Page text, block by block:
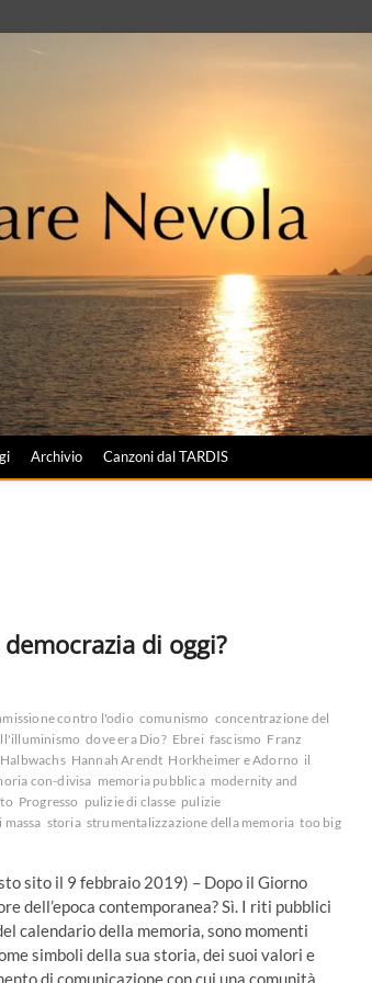
Archivio Canzoni dal TARDIS
di oggi?
contro l'odio comunismo concentrazione del
dove era Dio? Ebrei fascismo Franz
Halbwachs Hannah Arendt Horkheimer e Adorno il
con-divisa memoria pubblica modernity and
Progresso pulizie di classe pulizie
storia strumentalizzazione della memoria too big
sito il 9 febbraio 2019) – Dopo il Giorno
dell’epoca contemporanea? Sì. I riti pubblici
calendario della memoria, sono momenti
simboli della sua storia, dei suoi valori e